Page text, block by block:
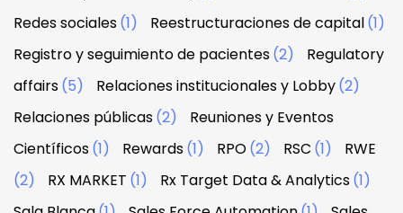
Redes sociales(1) Reestructuraciones de capital(1)
Registro y seguimiento de pacientes(2)
Regulatory
affairs(5) Relaciones institucionales y Lobby(2)
Relaciones públicas(2)
Reuniones y Eventos
Científicos(1) Rewards(1) RPO(2) RSC (1)
RWE
(2)
RX MARKET (1) Rx Target Data & Analytics(1)